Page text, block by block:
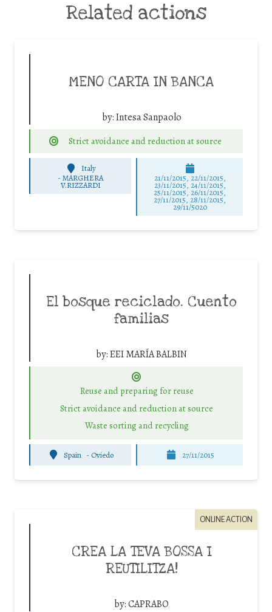
Related actions
MENO CARTA IN BANCA
by:Intesa Sanpaolo
Strict avoidance and reduction at source
Italy
-MARGHERA
V.RIZZARDI
21/11/2015, 22/11/2015,
23/11/2015, 24/11/2015,
25/11/2015, 26/11/2015,
27/11/2015, 28/11/2015,
29/11/5020
El bosque reciclado. Cuento
familias
by:EEI MARÍA BALBIN
Reuse and preparing for reuse
Strict avoidance and reduction at source
Waste sorting and recycling
Spain - Oviedo 27/11/2015
ONLINE ACTION
CREA LA TEVA BOSSA I
REUTILITZA!
by:CAPRABO